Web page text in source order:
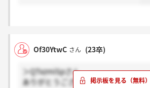
Of30YtwC さん (23卒)
＞QTxzmiSpさん
ありがとうございます！